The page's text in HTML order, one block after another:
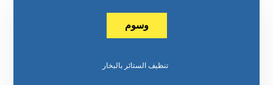
وسوم
تنظيف الستائر بالبخار